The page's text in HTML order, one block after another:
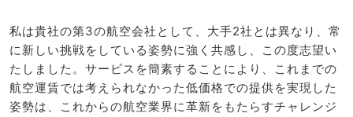
私は貴社の第3の航空会社として、大手2社とは異なり、常
に新しい挑戦をしている姿勢に強く共感し、この度志望い
たしました。サービスを簡素することにより、これまでの
航空運賃では考えられなかった低価格での提供を実現した
姿勢は、これからの航空業界に革新をもたらすチャレンジ